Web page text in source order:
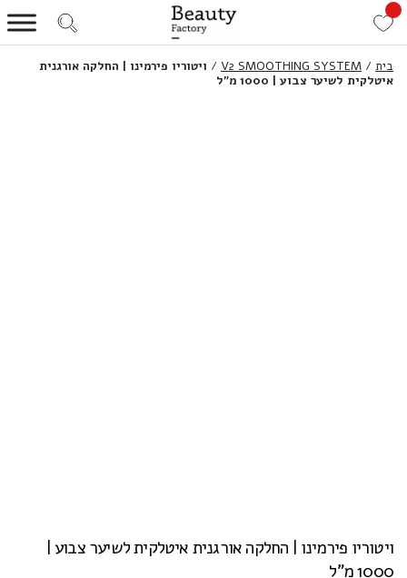
בית /
V2 SMOOTHING SYSTEM
/ ויטוריו פירמינו | החלקה אורגנית
איטלקית לשיער צבוע | 1000 מ”ל
ויטוריו פירמינו | החלקה אורגנית איטלקית לשיער צבוע |
1000 מ"ל